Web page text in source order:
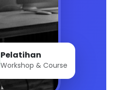
Pelatihan
Workshop & Course